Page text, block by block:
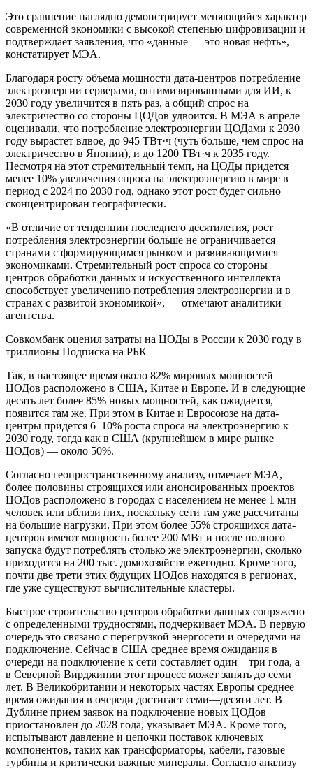
Это сравнение наглядно демонстрирует меняющийся характер
современной экономики с высокой степенью цифровизации и
подтверждает заявления, что «данные — это новая нефть»,
констатирует МЭА.
Благодаря росту объема мощности дата-центров потребление
электроэнергии серверами, оптимизированными для ИИ, к
2030 году увеличится в пять раз, а общий спрос на
электричество со стороны ЦОДов удвоится. В МЭА в апреле
оценивали, что потребление электроэнергии ЦОДами к 2030
году вырастет вдвое, до 945 ТВт·ч (чуть больше, чем спрос на
электричество в Японии), и до 1200 ТВт·ч к 2035 году.
Несмотря на этот стремительный темп, на ЦОДы придется
менее 10% увеличения спроса на электроэнергию в мире в
период с 2024 по 2030 год, однако этот рост будет сильно
сконцентрирован географически.
«В отличие от тенденции последнего десятилетия, рост
потребления электроэнергии больше не ограничивается
странами с формирующимся рынком и развивающимися
экономиками. Стремительный рост спроса со стороны
центров обработки данных и искусственного интеллекта
способствует увеличению потребления электроэнергии и в
странах с развитой экономикой», — отмечают аналитики
агентства.
Совкомбанк оценил затраты на ЦОДы в России к 2030 году в
триллионы Подписка на РБК
Так, в настоящее время около 82% мировых мощностей
ЦОДов расположено в США, Китае и Европе. И в следующие
десять лет более 85% новых мощностей, как ожидается,
появится там же. При этом в Китае и Евросоюзе на дата-
центры придется 6–10% роста спроса на электроэнергию к
2030 году, тогда как в США (крупнейшем в мире рынке
ЦОДов) — около 50%.
Согласно геопространственному анализу, отмечает МЭА,
более половины строящихся или анонсированных проектов
ЦОДов расположено в городах с населением не менее 1 млн
человек или вблизи них, поскольку сети там уже рассчитаны
на большие нагрузки. При этом более 55% строящихся дата-
центров имеют мощность более 200 МВт и после полного
запуска будут потреблять столько же электроэнергии, сколько
приходится на 200 тыс. домохозяйств ежегодно. Кроме того,
почти две трети этих будущих ЦОДов находятся в регионах,
где уже существуют вычислительные кластеры.
Быстрое строительство центров обработки данных сопряжено
с определенными трудностями, подчеркивает МЭА. В первую
очередь это связано с перегрузкой энергосети и очередями на
подключение. Сейчас в США среднее время ожидания в
очереди на подключение к сети составляет один—три года, а
в Северной Вирджинии этот процесс может занять до семи
лет. В Великобритании и некоторых частях Европы среднее
время ожидания в очереди достигает семи—десяти лет. В
Дублине прием заявок на подключение новых ЦОДов
приостановлен до 2028 года, указывает МЭА. Кроме того,
испытывают давление и цепочки поставок ключевых
компонентов, таких как трансформаторы, кабели, газовые
турбины и критически важные минералы. Согласно анализу